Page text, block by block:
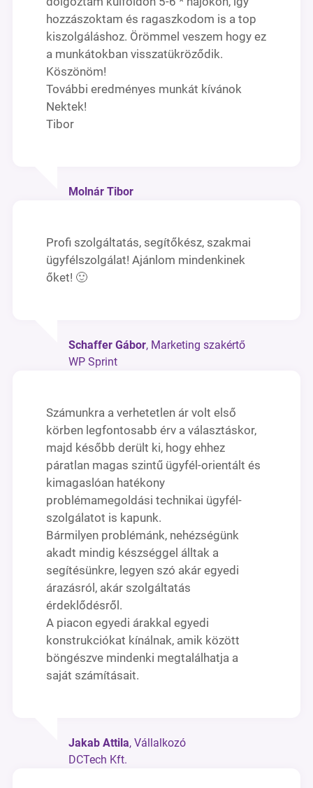
hozzászoktam és ragaszkodom is a top
kiszolgáláshoz. Örömmel veszem hogy ez
a munkátokban visszatükröződik.
Köszönöm!
További eredményes munkát kívánok
Nektek!
Tibor
Molnár Tibor
Profi szolgáltatás, segítőkész, szakmai
ügyfélszolgálat! Ajánlom mindenkinek
őket! 🙂
Schaffer Gábor, Marketing szakértő
WP Sprint
Számunkra a verhetetlen ár volt első
körben legfontosabb érv a választáskor,
majd később derült ki, hogy ehhez
páratlan magas szintű ügyfél-orientált és
kimagaslóan hatékony
problémamegoldási technikai ügyfél-
szolgálatot is kapunk.
Bármilyen problémánk, nehézségünk
akadt mindig készséggel álltak a
segítésünkre, legyen szó akár egyedi
árazásról, akár szolgáltatás
érdeklődésről.
A piacon egyedi árakkal egyedi
konstrukciókat kínálnak, amik között
böngészve mindenki megtalálhatja a
saját számításait.
Jakab Attila, Vállalkozó
DCTech Kft.